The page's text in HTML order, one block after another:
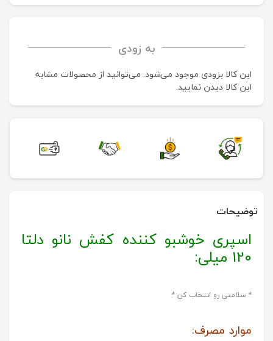
به زودی
این کالا بزودی موجود می‌شود. می‌توانید از محصولات مشابه
این کالا دیدن نمایید.
توضیحات
اسپری خوشبو کننده کفش نانو دلتا
120 میلی:
* سلامتی رو انتخاب کن *
موارد مصرف: